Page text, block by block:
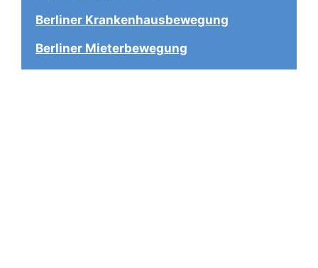
Berliner Krankenhausbewegung
Berliner Mieterbewegung